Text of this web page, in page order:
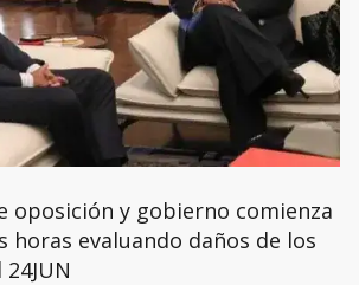
oposición y gobierno comienza
horas evaluando daños de los